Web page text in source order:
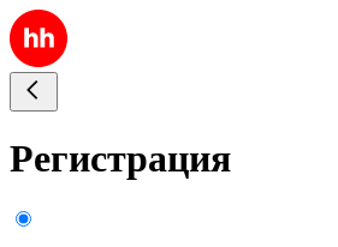
Регистрация